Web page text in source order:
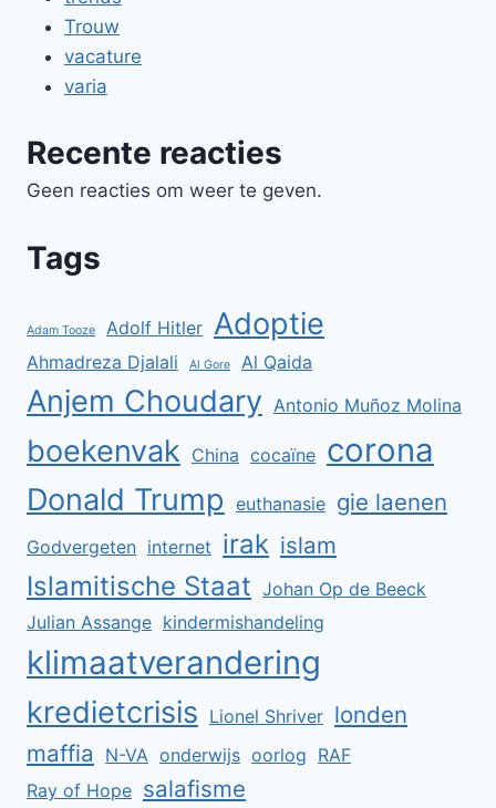
Trouw
vacature
varia
Recente reacties
Geen reacties om weer te geven.
Tags
Adam Tooze Adolf Hitler Adoptie
Ahmadreza Djalali Al Gore Al Qaida
Anjem Choudary Antonio Muñoz Molina
boekenvak China cocaïne corona
Donald Trump euthanasie gie laenen
Godvergeten internet irak islam
Islamitische Staat Johan Op de Beeck
Julian Assange kindermishandeling
klimaatverandering
kredietcrisis Lionel Shriver londen
maffia
N-VA onderwijs oorlog RAF
Ray of Hope salafisme